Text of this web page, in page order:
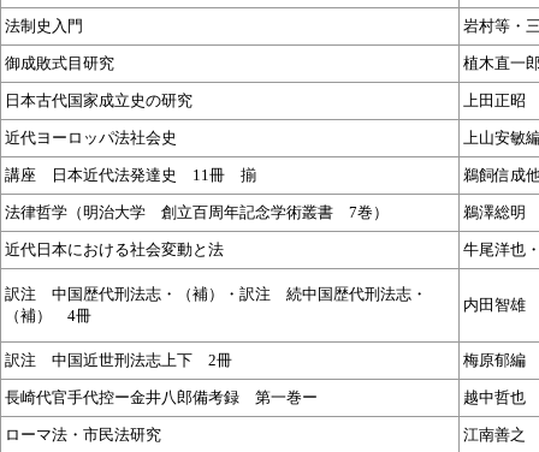
法制史入門 岩村等・
御成敗式目研究 植木直一
日本古代国家成立史の研究 上田正昭
近代ヨーロッパ法社会史 上山安敏
講座 日本近代法発達史 11冊 揃 鵜飼信成
法律哲学（明治大学 創立百周年記念学術叢書 7巻） 鵜澤総
近代日本における社会変動と法 牛尾洋也
訳注 中国歴代刑法志・（補）・訳注 続中国歴代刑法志・
（補） 4冊
内田智雄
訳注 中国近世刑法志上下 2冊 梅原郁編
長崎代官手代控ー金井八郎備考録 第一巻ー 越中哲也
ローマ法・市民法研究 江南善之